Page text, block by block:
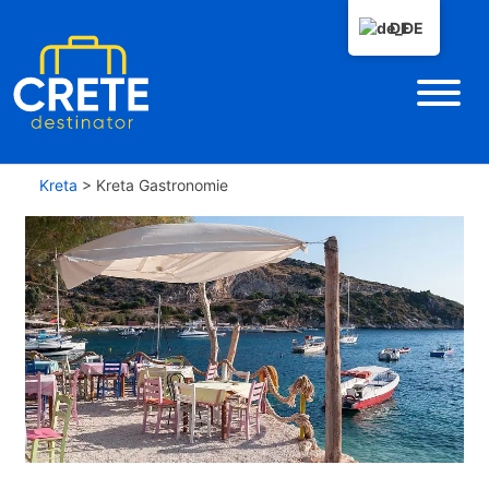
Kreta > Kreta Gastronomie
DE